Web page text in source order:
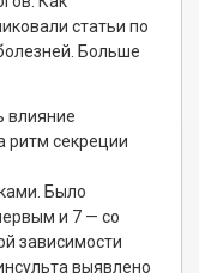
статьи по
Больше
влияние
ритм секреции
Было
и 7 — со
зависимости
выявлено